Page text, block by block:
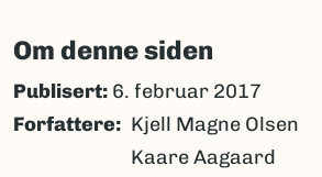
Om denne siden
Publisert: 6. februar 2017
Forfattere
Kjell Magne Olsen
Kaare Aagaard